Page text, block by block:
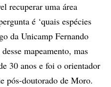
recuperar uma área
é ‘quais espécies
da Unicamp Fernando
mapeamento, mas
30 anos e foi o orientador
pós-doutorado de Moro.